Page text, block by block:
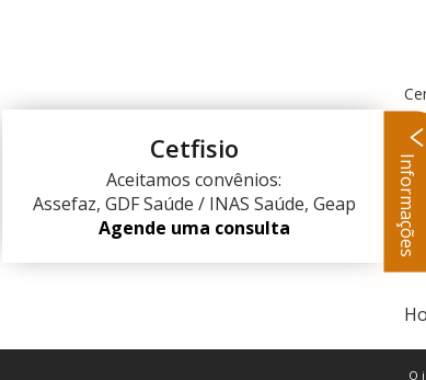
Centro
O
Cetfisio
Aceitamos convênios:
Assefaz, GDF Saúde / INAS Saúde, Geap
Agende uma consulta
Informações